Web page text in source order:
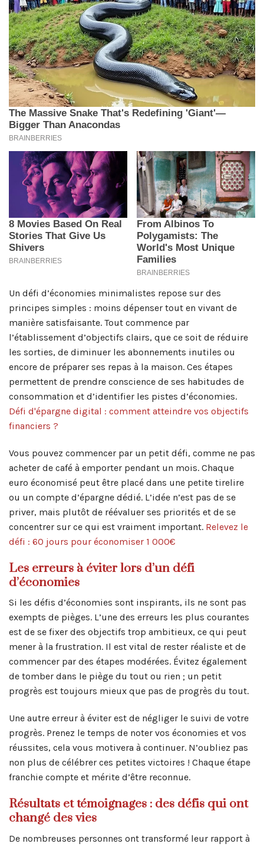
Un défi d’économies minimalistes repose sur des
principes simples : moins dépenser tout en vivant de
manière satisfaisante. Tout commence par
l’établissement d’objectifs clairs, que ce soit de réduire
les sorties, de diminuer les abonnements inutiles ou
encore de préparer ses repas à la maison. Ces étapes
permettent de prendre conscience de ses habitudes de
consommation et d’identifier les pistes d’économies.
Défi d'épargne digital : comment atteindre vos objectifs
financiers ?
Vous pouvez commencer par un petit défi, comme ne pas
acheter de café à emporter pendant un mois. Chaque
euro économisé peut être placé dans une petite tirelire
ou un compte d’épargne dédié. L’idée n’est pas de se
priver, mais plutôt de réévaluer ses priorités et de se
concentrer sur ce qui est vraiment important. Relevez le
défi : 60 jours pour économiser 1 000€
Les erreurs à éviter lors d’un défi
d’économies
Si les défis d’économies sont inspirants, ils ne sont pas
exempts de pièges. L’une des erreurs les plus courantes
est de se fixer des objectifs trop ambitieux, ce qui peut
mener à la frustration. Il est vital de rester réaliste et de
commencer par des étapes modérées. Évitez également
de tomber dans le piège du tout ou rien ; un petit
progrès est toujours mieux que pas de progrès du tout.
Une autre erreur à éviter est de négliger le suivi de votre
progrès. Prenez le temps de noter vos économies et vos
réussites, cela vous motivera à continuer. N’oubliez pas
non plus de célébrer ces petites victoires ! Chaque étape
franchie compte et mérite d’être reconnue.
Résultats et témoignages : des défis qui ont
changé des vies
De nombreuses personnes ont transformé leur rapport à